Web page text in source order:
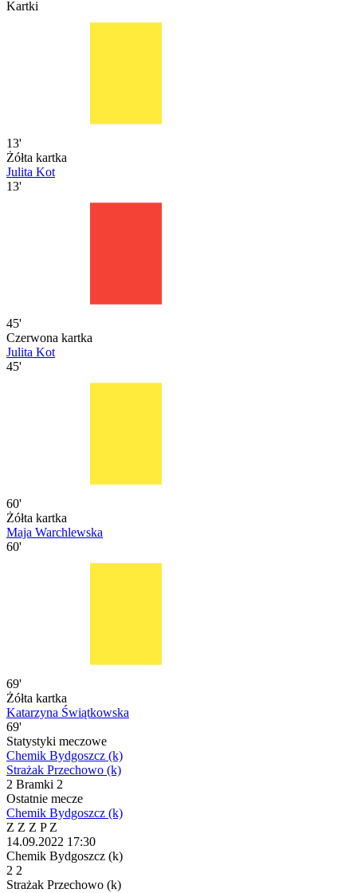
Kartki
13'
Żółta kartka
Julita Kot
13'
45'
Czerwona kartka
Julita Kot
45'
60'
Żółta kartka
Maja Warchlewska
60'
69'
Żółta kartka
Katarzyna Świątkowska
69'
Statystyki meczowe
Chemik Bydgoszcz (k)
Strażak Przechowo (k)
2 Bramki 2
Ostatnie mecze
Chemik Bydgoszcz (k)
Z Z Z PZ
14.09.2022 17:30
Chemik Bydgoszcz (k)
2 2
Strażak Przechowo (k)